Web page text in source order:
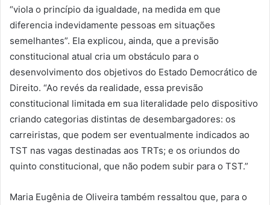
“viola o princípio da igualdade, na medida em que
diferencia indevidamente pessoas em situações
semelhantes”. Ela explicou, ainda, que a previsão
constitucional atual cria um obstáculo para o
desenvolvimento dos objetivos do Estado Democrático de
Direito. “Ao revés da realidade, essa previsão
constitucional limitada em sua literalidade pelo dispositivo
criando categorias distintas de desembargadores: os
carreiristas, que podem ser eventualmente indicados ao
TST nas vagas destinadas aos TRTs; e os oriundos do
quinto constitucional, que não podem subir para o TST.”
Maria Eugênia de Oliveira também ressaltou que, para o